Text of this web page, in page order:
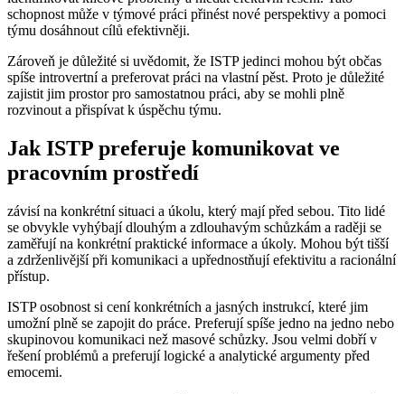
schopnost může v týmové práci přinést nové perspektivy a pomoci
týmu dosáhnout cílů efektivněji.
Zároveň je důležité si uvědomit, že ISTP jedinci mohou být občas
spíše introvertní a preferovat práci na vlastní pěst. Proto je důležité
zajistit jim prostor pro samostatnou práci, aby se mohli plně
rozvinout a přispívat k úspěchu týmu.
Jak ISTP preferuje komunikovat ve
pracovním prostředí
závisí na konkrétní situaci a úkolu, který mají před sebou. Tito lidé
se obvykle vyhýbají dlouhým a zdlouhavým schůzkám a raději se
zaměřují na konkrétní praktické informace a úkoly. Mohou být tišší
a zdrženlivější při komunikaci a upřednostňují efektivitu a racionální
přístup.
ISTP osobnost si cení konkrétních a jasných instrukcí, které jim
umožní plně se zapojit do práce. Preferují spíše jedno na jedno nebo
skupinovou komunikaci než masové schůzky. Jsou velmi dobří v
řešení problémů a preferují logické a analytické argumenty před
emocemi.